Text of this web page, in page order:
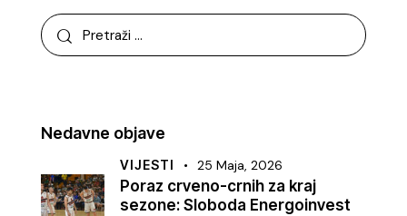
Nedavne objave
VIJESTI 25 Maja, 2026
Poraz crveno-crnih za kraj
sezone: Sloboda Energoinvest